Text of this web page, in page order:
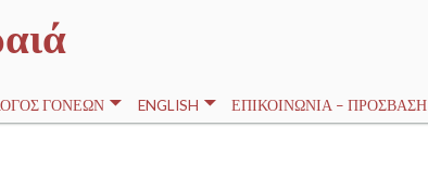
ΓΟΝΈΩΝ ENGLISH ΕΠΙΚΟΙΝΩΝΊΑ – ΠΡΌΣΒΑΣΗ